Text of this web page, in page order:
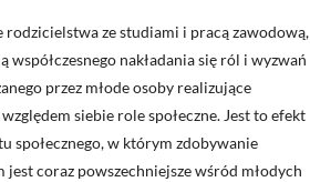
rodzicielstwa ze studiami i pracą zawodową,
nakładania się ról i wyzwań
przez młode osoby realizujące
siebie role społeczne. Jest to efekt
społecznego, w którym zdobywanie
jest coraz powszechniejsze wśród młodych